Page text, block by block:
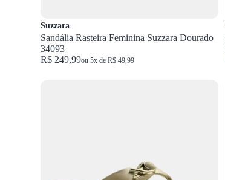
Suzzara
Sandália Rasteira Feminina Suzzara Dourado
34093
R$ 249,99ou 5x de R$ 49,99